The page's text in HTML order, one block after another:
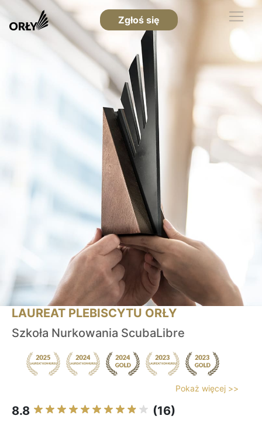
Zgłoś się
LAUREAT PLEBISCYTU ORŁY
Szkoła Nurkowania ScubaLibre
Pokaż więcej >>
8.8 (16)